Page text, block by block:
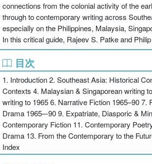
connections from the colonial activity of the
through to contemporary writing across
especially on the Philippines, Malaysia,
In this critical guide, Rajeev S. Patke and
interweave text and context through the history
the region
examine language use and variation, making
examples from speech, poetry and fictional
trace the impact of historical, political and
engage with current debates on national
globalization, modernity and postmodernism
provide useful features including a glossary,
and chapter summaries.
目次
1. Introduction 2. Southeast Asia: Historical
Contexts 4. Malaysian & Singaporean writing
writing to 1965 6. Narrative Fiction 1965–90 7.
Drama 1965–-90 9. Expatriate, Diasporic &
Contemporary Fiction 11. Contemporary
Drama 13. From the Contemporary to the
Index